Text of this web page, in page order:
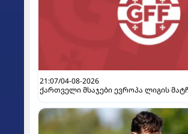
21:07/04-08-2026
ქართველი მსაჯები ევროპა ლიგის